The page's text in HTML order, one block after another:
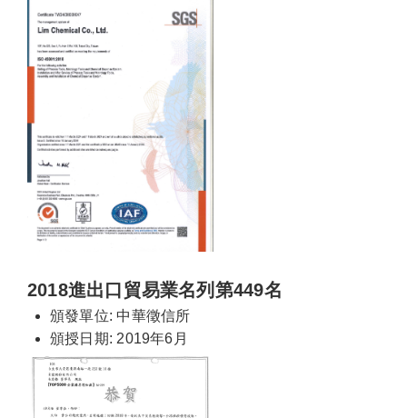
2018進出口貿易業名列第449名
頒發單位: 中華徵信所
頒授日期: 2019年6月